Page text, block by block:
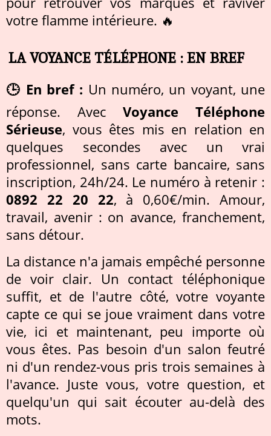
votre flamme intérieure. 🔥
LA VOYANCE TÉLÉPHONE : EN BREF
🕒 En bref : Un numéro, un voyant, une
réponse. Avec Voyance Téléphone
Sérieuse, vous êtes mis en relation en
quelques secondes avec un vrai
professionnel, sans carte bancaire, sans
inscription, 24h/24. Le numéro à retenir :
0892 22 20 22, à 0,60€/min. Amour,
travail, avenir : on avance, franchement,
sans détour.
La distance n'a jamais empêché personne
de voir clair. Un contact téléphonique
suffit, et de l'autre côté, votre voyante
capte ce qui se joue vraiment dans votre
vie, ici et maintenant, peu importe où
vous êtes. Pas besoin d'un salon feutré
ni d'un rendez-vous pris trois semaines à
l'avance. Juste vous, votre question, et
quelqu'un qui sait écouter au-delà des
mots.